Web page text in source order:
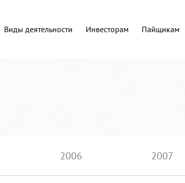
Виды деятельности Инвесторам Пайщикам
2006 2007